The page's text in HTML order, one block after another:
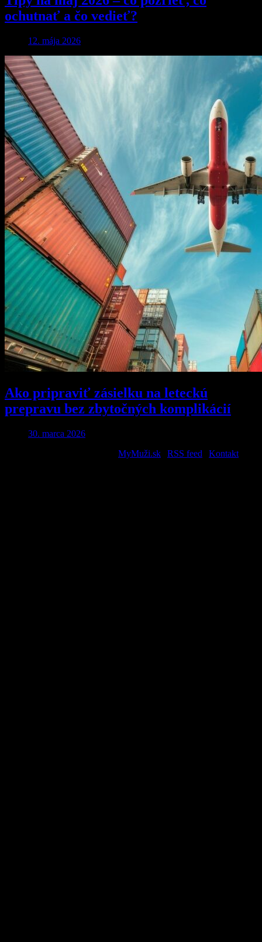
ochutnať a čo vedieť?
12. mája 2026
Ako pripraviť zásielku na leteckú
prepravu bez zbytočných komplikácií
30. marca 2026
MyMuži.sk RSS feed Kontakt